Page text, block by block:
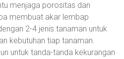
menjaga porositas dan
membuat akar lembap
2-4 jenis tanaman untuk
kebutuhan tiap tanaman.
untuk tanda-tanda kekurangan